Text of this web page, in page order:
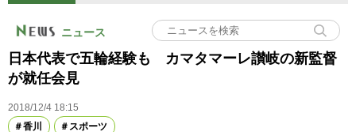
ニュース
日本代表で五輪経験も カマタマーレ讃岐の新監督
が就任会見
2018/12/4 18:15
香川
スポーツ